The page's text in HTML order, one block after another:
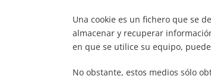
Una cookie es un fichero que se
almacenar y recuperar
en que se utilice su equipo,
No obstante, estos medios sólo